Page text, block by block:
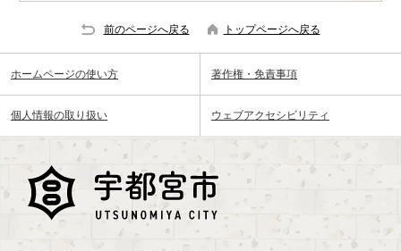
前のページへ戻る トップページへ戻る
ホームページの使い方 著作権・免責事項
個人情報の取り扱い ウェブアクセシビリティ